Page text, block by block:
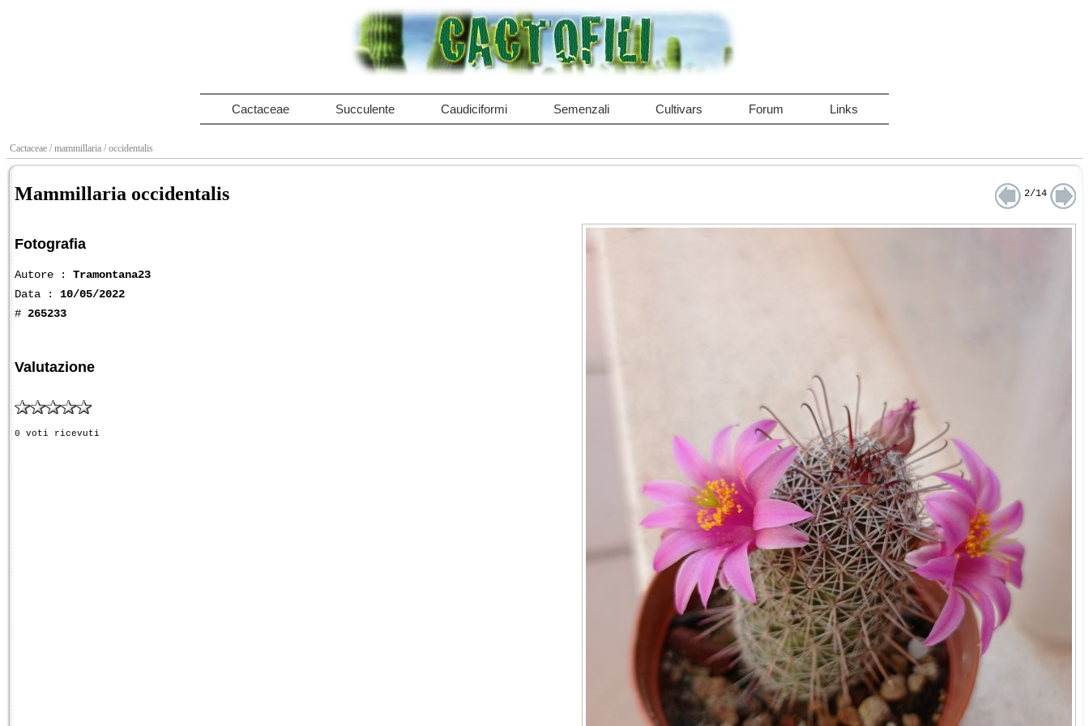
Cactaceae Succulente Caudiciformi Semenzali Cultivars Forum Links
Cactaceae / mammillaria / occidentalis
Mammillaria occidentalis 2/14
Fotografia
Autore : Tramontana23
Data : 10/05/2022
# 265233
Valutazione
0 voti ricevuti